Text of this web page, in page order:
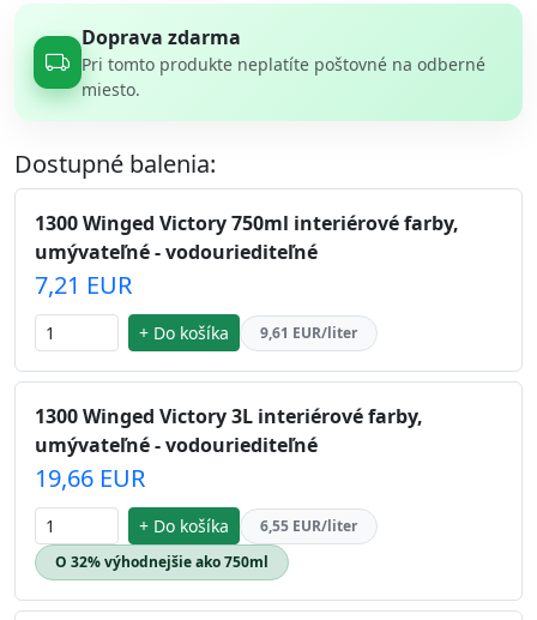
Doprava zdarma
Pri tomto produkte neplatíte poštovné na odberné
miesto.
Dostupné balenia:
1300 Winged Victory 750ml interiérové farby,
umývateľné - vodouriediteľné
7,21 EUR
+ Do košíka 9,61 EUR/liter
1300 Winged Victory 3L interiérové farby,
umývateľné - vodouriediteľné
19,66 EUR
+ Do košíka
6,55 EUR/liter
O 32% výhodnejšie ako 750ml